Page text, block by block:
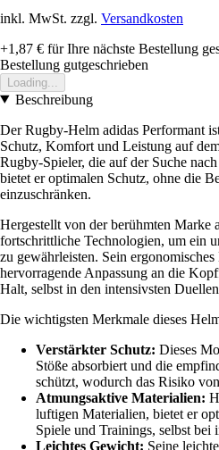
inkl. MwSt. zzgl. Versandkosten
+1,87 € für Ihre nächste Bestellung
Bestellung gutgeschrieben
Loading...
Beschreibung
Der Rugby-Helm adidas Performant
Schutz, Komfort und Leistung auf
Rugby-Spieler, die auf der Suche
bietet er optimalen Schutz, ohne die
einzuschränken.
Hergestellt von der berühmten Marke
fortschrittliche Technologien, um ein
zu gewährleisten. Sein
hervorragende Anpassung an die
Halt, selbst in den intensivsten
Die wichtigsten Merkmale dieses
Verstärkter Schutz: Dieses
Stöße absorbiert und die
schützt, wodurch das Risiko
Atmungsaktive Materialien:
luftigen Materialien, bietet er
Spiele und Trainings, selbst bei
Leichtes Gewicht: Seine